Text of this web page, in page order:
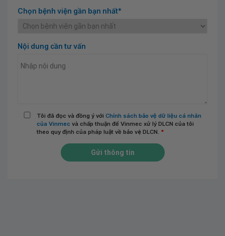
Chọn bệnh viện gần bạn nhất*
Nội dung cần tư vấn
Tôi đã đọc và đồng ý với Chính sách bảo vệ dữ liệu cá nhân
của Vinmec và chấp thuận để Vinmec xử lý DLCN của tôi
theo quy định của pháp luật về bảo vệ DLCN. *
Gửi thông tin